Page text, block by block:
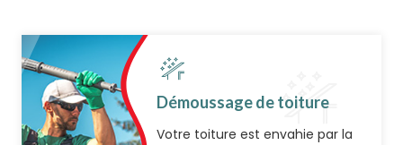
Démoussage de toiture
Votre toiture est envahie par la